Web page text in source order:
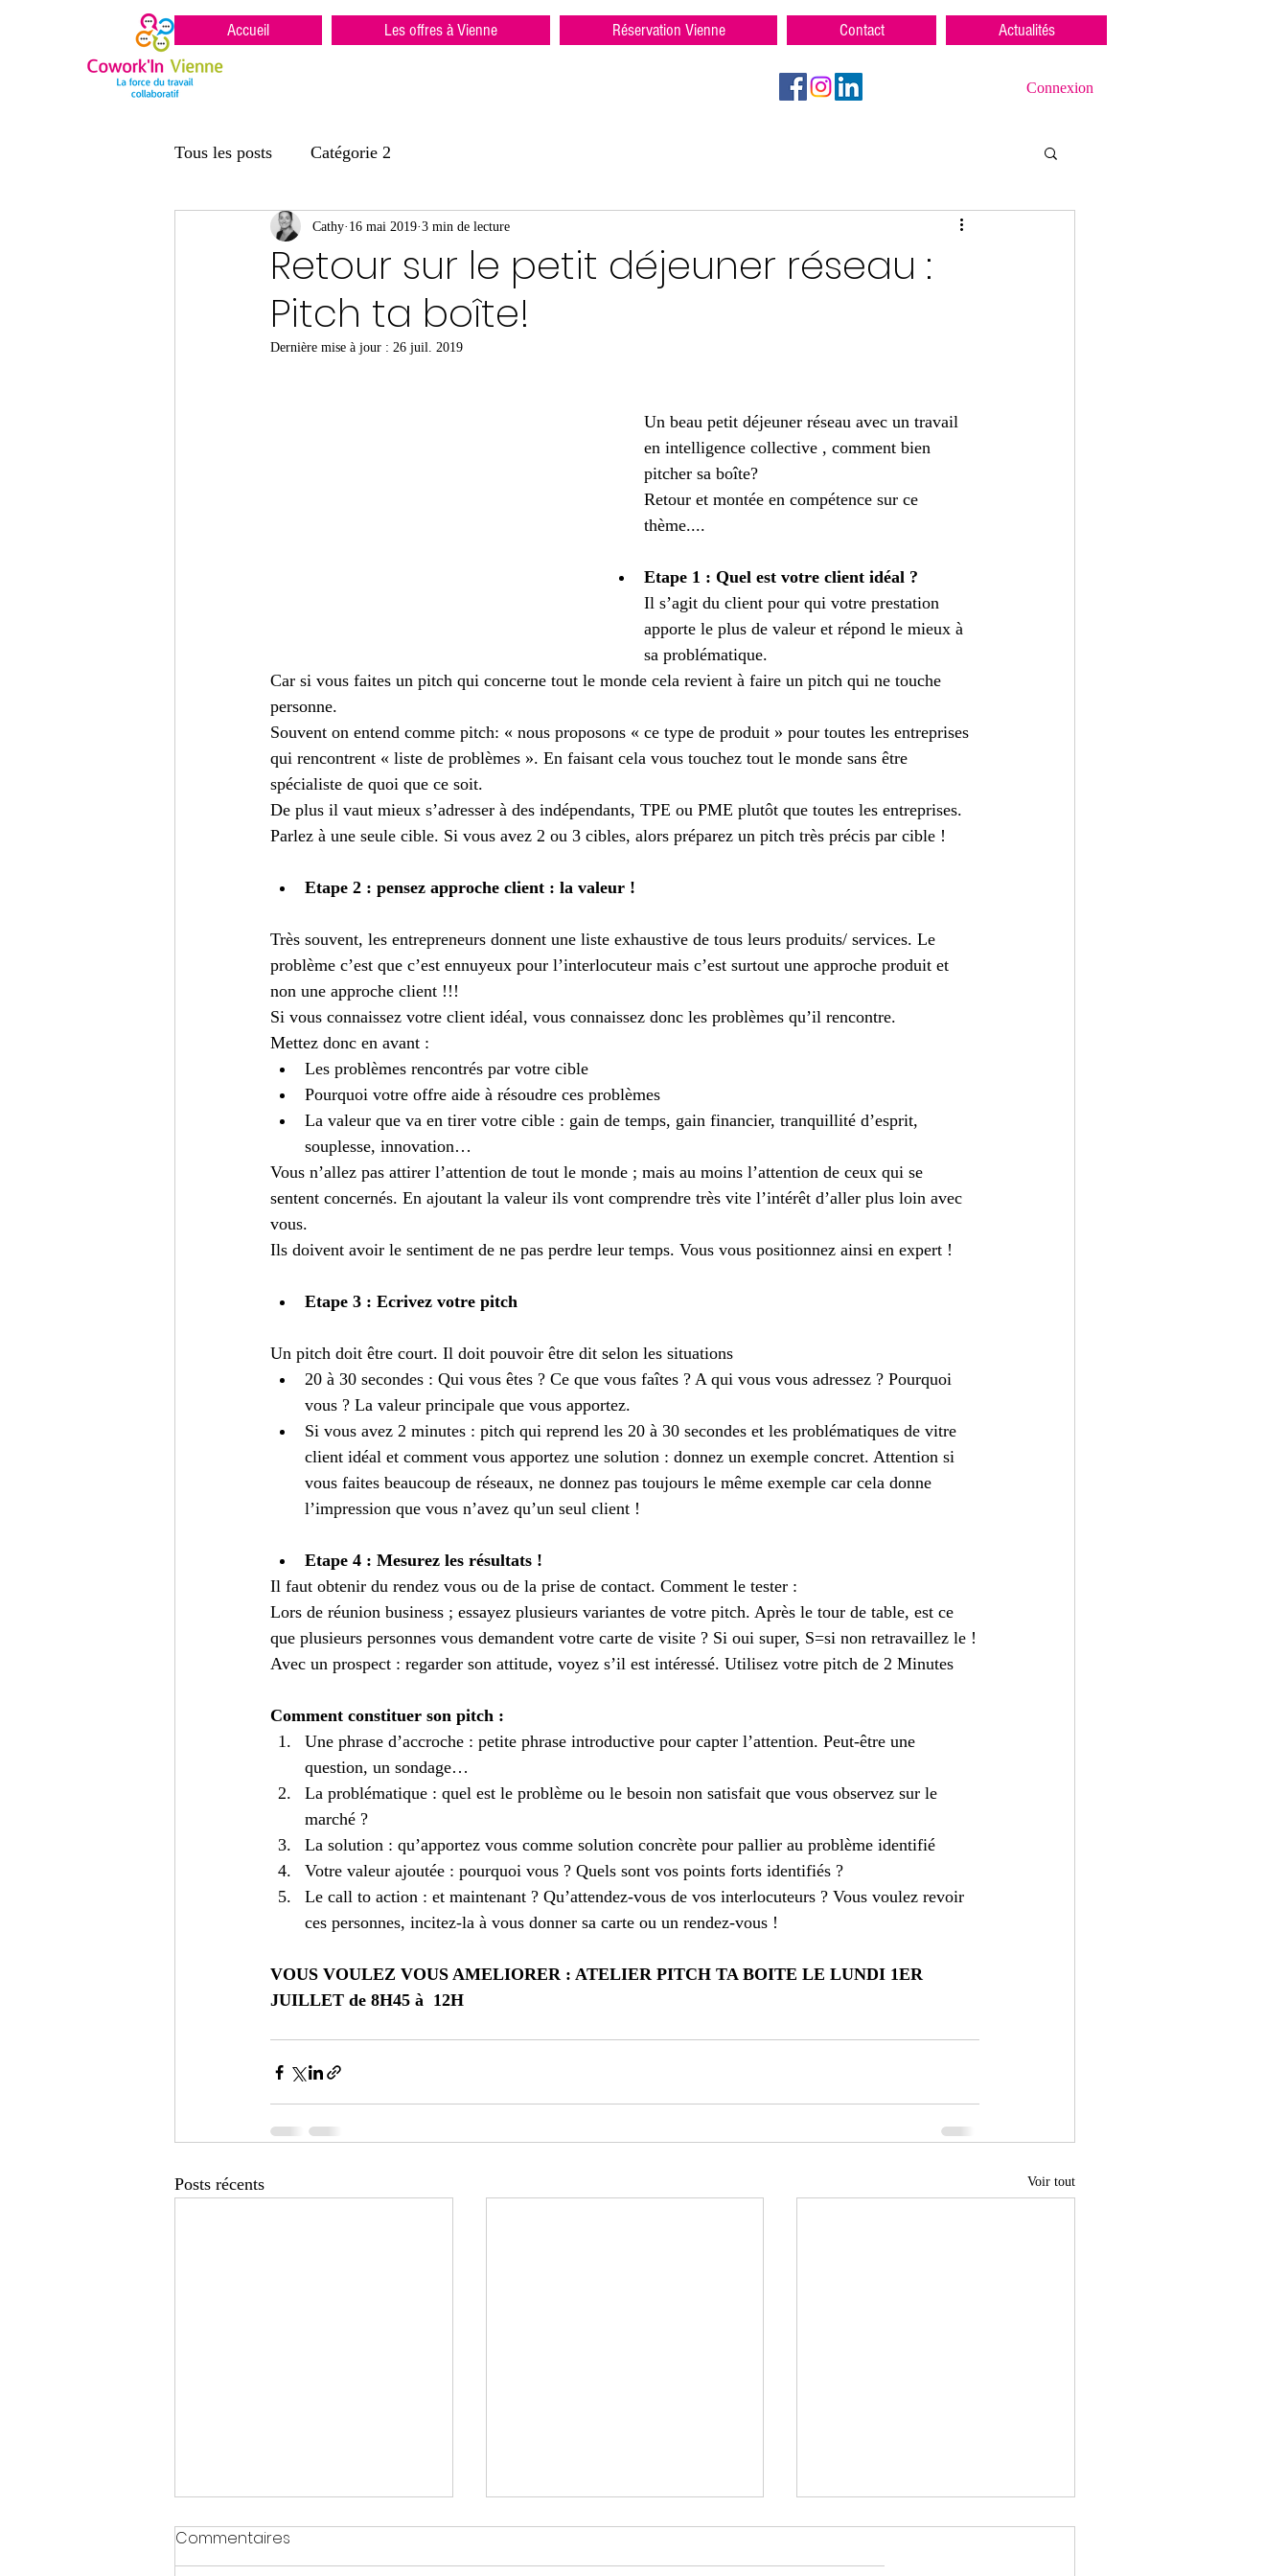
Accueil Les offres à Vienne Réservation Vienne Contact Actualités
Connexion
Tous les posts Catégorie 2
Retour sur le petit déjeuner réseau :
Pitch ta boîte!
Cathy 16 mai 2019 3 min de lecture
Dernière mise à jour : 26 juil. 2019
Un beau petit déjeuner réseau avec un travail
en intelligence collective , comment bien
pitcher sa boîte?
Retour et montée en compétence sur ce
thème....
Etape 1 : Quel est votre client idéal ?
Il s’agit du client pour qui votre prestation
apporte le plus de valeur et répond le mieux à
sa problématique.
Car si vous faites un pitch qui concerne tout le monde cela revient à faire un pitch qui ne touche
personne.
Souvent on entend comme pitch: « nous proposons « ce type de produit » pour toutes les entreprises
qui rencontrent « liste de problèmes ». En faisant cela vous touchez tout le monde sans être
spécialiste de quoi que ce soit.
De plus il vaut mieux s’adresser à des indépendants, TPE ou PME plutôt que toutes les entreprises.
Parlez à une seule cible. Si vous avez 2 ou 3 cibles, alors préparez un pitch très précis par cible !
Etape 2 : pensez approche client : la valeur !
Très souvent, les entrepreneurs donnent une liste exhaustive de tous leurs produits/ services. Le
problème c’est que c’est ennuyeux pour l’interlocuteur mais c’est surtout une approche produit et
non une approche client !!!
Si vous connaissez votre client idéal, vous connaissez donc les problèmes qu’il rencontre.
Mettez donc en avant :
Les problèmes rencontrés par votre cible
Pourquoi votre offre aide à résoudre ces problèmes
La valeur que va en tirer votre cible : gain de temps, gain financier, tranquillité d’esprit,
souplesse, innovation…
Vous n’allez pas attirer l’attention de tout le monde ; mais au moins l’attention de ceux qui se
sentent concernés. En ajoutant la valeur ils vont comprendre très vite l’intérêt d’aller plus loin avec
vous.
Ils doivent avoir le sentiment de ne pas perdre leur temps. Vous vous positionnez ainsi en expert !
Etape 3 : Ecrivez votre pitch
Un pitch doit être court. Il doit pouvoir être dit selon les situations
20 à 30 secondes : Qui vous êtes ? Ce que vous faîtes ? A qui vous vous adressez ? Pourquoi
vous ? La valeur principale que vous apportez.
Si vous avez 2 minutes : pitch qui reprend les 20 à 30 secondes et les problématiques de vitre
client idéal et comment vous apportez une solution : donnez un exemple concret. Attention si
vous faites beaucoup de réseaux, ne donnez pas toujours le même exemple car cela donne
l’impression que vous n’avez qu’un seul client !
Etape 4 : Mesurez les résultats !
Il faut obtenir du rendez vous ou de la prise de contact. Comment le tester :
Lors de réunion business ; essayez plusieurs variantes de votre pitch. Après le tour de table, est ce
que plusieurs personnes vous demandent votre carte de visite ? Si oui super, S=si non retravaillez le !
Avec un prospect : regarder son attitude, voyez s’il est intéressé. Utilisez votre pitch de 2 Minutes
Comment constituer son pitch :
Une phrase d’accroche : petite phrase introductive pour capter l’attention. Peut-être une
question, un sondage…
La problématique : quel est le problème ou le besoin non satisfait que vous observez sur le
marché ?
La solution : qu’apportez vous comme solution concrète pour pallier au problème identifié
Votre valeur ajoutée : pourquoi vous ? Quels sont vos points forts identifiés ?
Le call to action : et maintenant ? Qu’attendez-vous de vos interlocuteurs ? Vous voulez revoir
ces personnes, incitez-la à vous donner sa carte ou un rendez-vous !
VOUS VOULEZ VOUS AMELIORER : ATELIER PITCH TA BOITE LE LUNDI 1ER
JUILLET de 8H45 à  12H
Posts récents Voir tout
Commentaires